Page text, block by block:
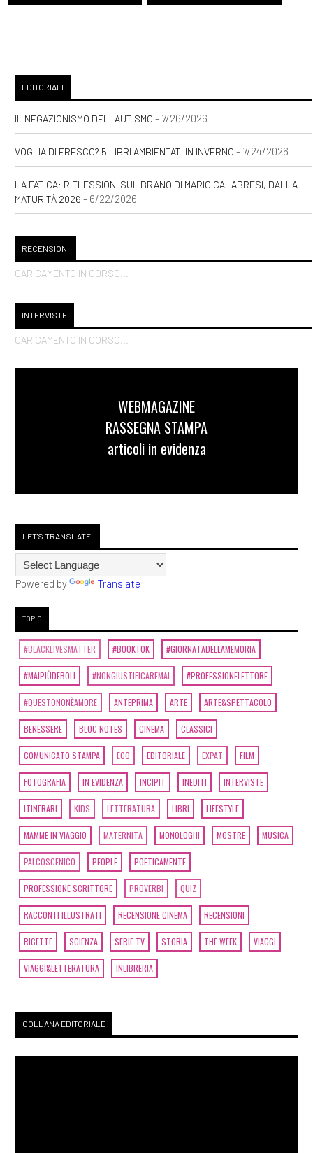
EDITORIALI
IL NEGAZIONISMO DELL'AUTISMO - 7/26/2026
VOGLIA DI FRESCO? 5 LIBRI AMBIENTATI IN INVERNO - 7/24/2026
LA FATICA: RIFLESSIONI SUL BRANO DI MARIO CALABRESI, DALLA
MATURITÀ 2026 - 6/22/2026
RECENSIONI
CARICAMENTO IN CORSO...
INTERVISTE
CARICAMENTO IN CORSO...
WEBMAGAZINE
RASSEGNA STAMPA
articoli in evidenza
LET'S TRANSLATE!
Powered by Translate
TOPIC
#BLACKLIVESMATTER #BOOKTOK #GIORNATADELLAMEMORIA
#MAIPIÙDEBOLI #NONGIUSTIFICAREMAI #PROFESSIONELETTORE
#QUESTONONÈAMORE ANTEPRIMA ARTE ARTE&SPETTACOLO
BENESSERE BLOC NOTES CINEMA CLASSICI
COMUNICATO STAMPA ECO EDITORIALE EXPAT FILM
FOTOGRAFIA IN EVIDENZA INCIPIT INEDITI INTERVISTE
ITINERARI KIDS LETTERATURA LIBRI LIFESTYLE
MAMME IN VIAGGIO MATERNITÀ MONOLOGHI MOSTRE MUSICA
PALCOSCENICO PEOPLE POETICAMENTE
PROFESSIONE SCRITTORE PROVERBI QUIZ
RACCONTI ILLUSTRATI RECENSIONE CINEMA RECENSIONI
RICETTE SCIENZA SERIE TV STORIA THE WEEK VIAGGI
VIAGGI&LETTERATURA INLIBRERIA
COLLANA EDITORIALE